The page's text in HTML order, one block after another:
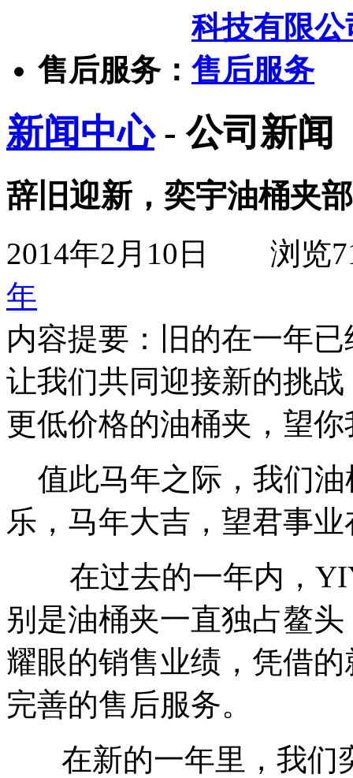
售后服务：
新闻中心- 公司新闻
辞旧迎新，奕宇油桶夹
2014年2月10日 浏览
年
内容提要：
旧的在一年
让我们共同迎接新的挑
更低价格的油桶夹，望
值此马年之际，我们油
乐，马年大吉，望君事
在过去的一年内，
别是油桶夹一直独占鳌
耀眼的销售业绩，凭借
完善的售后服务。
在新的一年里，我们